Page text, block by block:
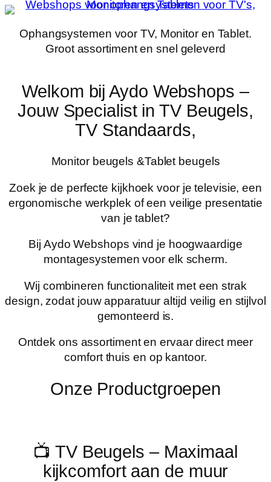
Ga
naarOphangsystemen voor TV, Monitor en Tablet.
Groot assortiment en snel geleverd
Welkom bij Aydo Webshops –
Jouw Specialist in TV Beugels,
TV Standaards,
Monitor beugels &Tablet beugels
Zoek je de perfecte kijkhoek voor je televisie, een
ergonomische werkplek of een veilige presentatie
van je tablet?
Bij Aydo Webshops vind je hoogwaardige
montagesystemen voor elk scherm.
Wij combineren functionaliteit met een strak
design, zodat jouw apparatuur altijd veilig en stijlvol
gemonteerd is.
Ontdek ons assortiment en ervaar direct meer
comfort thuis en op kantoor.
Onze Productgroepen
📺 TV Beugels – Maximaal
kijkcomfort aan de muur